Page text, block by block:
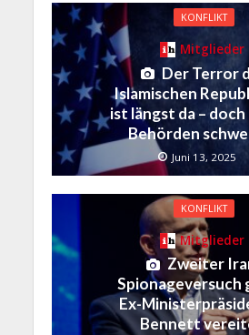
KONFLIKT
Mitglieder
Der Terror
Islamischen
ist längst da – doch
Behörden
Juni 13, 2025
KONFLIKT
Mitglieder
Zweiter
Spionageversuch
Ex-
Bennett